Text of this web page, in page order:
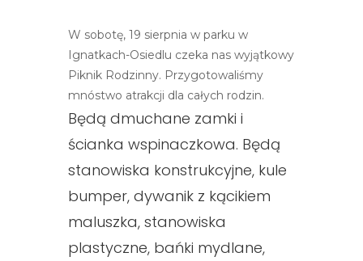
W sobotę, 19 sierpnia w parku w
Ignatkach-Osiedlu czeka nas wyjątkowy
Piknik Rodzinny. Przygotowaliśmy
mnóstwo atrakcji dla całych rodzin.
Będą dmuchane zamki i
ścianka wspinaczkowa. Będą
stanowiska konstrukcyjne, kule
bumper, dywanik z kącikiem
maluszka, stanowiska
plastyczne, bańki mydlane,